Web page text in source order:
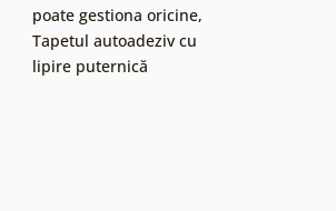
poate gestiona oricine,
Tapetul autoadeziv cu
lipire puternică